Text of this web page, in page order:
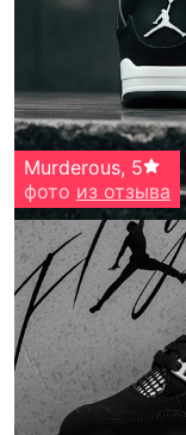
Murderous, 5
фото из отзыва